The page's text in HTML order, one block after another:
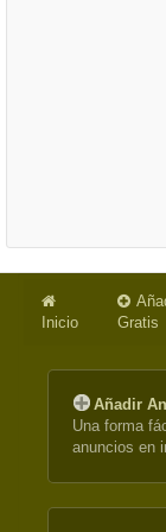
Inicio
Gratis
Añadir
Una forma
anuncios en